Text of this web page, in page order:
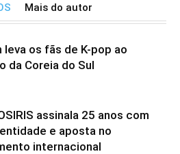
Mais do autor
leva os fãs de K-pop ao
da Coreia do Sul
assinala 25 anos com
e aposta no
internacional